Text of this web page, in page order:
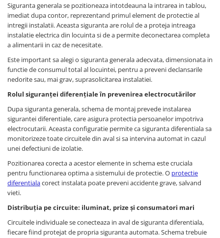
Butoane
Lampi
Selectoare
Ciuperci emergenta,
Potentiometre, Butoane diverse
Accesorii butoane lampi
Diverse pt. instalatii si tablouri
electrice
Cofrete si Tablouri electrice
Componente pentru tablouri
electrice
Stechere si Prize industriale
Ultraterminale (prize,
intrerupatoare)
Doze aparat
Siguranta generala se pozitioneaza intotdeauna la intrarea in tablou,
imediat dupa contor, reprezentand primul element de protectie al
intregii instalatii. Aceasta siguranta are rolul de a proteja intreaga
instalatie electrica din locuinta si de a permite deconectarea completa
a alimentarii in caz de necesitate.
Este important sa alegi o siguranta generala adecvata, dimensionata in
functie de consumul total al locuintei, pentru a preveni declansarile
nedorite sau, mai grav, suprasolicitarea instalatiei.
Rolul siguranței diferențiale în prevenirea electrocutărilor
Dupa siguranta generala, schema de montaj prevede instalarea
sigurantei diferentiale, care asigura protectia persoanelor impotriva
electrocutarii. Aceasta configuratie permite ca siguranta diferentiala sa
monitorizeze toate circuitele din aval si sa intervina automat in cazul
unei defectiuni de izolatie.
Pozitionarea corecta a acestor elemente in schema este cruciala
pentru functionarea optima a sistemului de protectie. O protectie
diferentialacorect instalata poate preveni accidente grave, salvand
vieti.
Distribuția pe circuite: iluminat, prize și consumatori mari
Circuitele individuale se conecteaza in aval de siguranta diferentiala,
fiecare fiind protejat de propria siguranta automata. Schema trebuie